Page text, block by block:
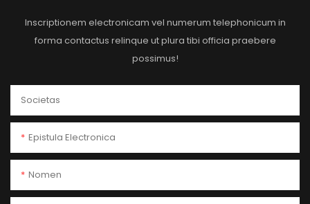
Inscriptionem electronicam vel numerum telephonicum in
forma contactus relinque ut plura tibi officia praebere
possimus!
Societas
Epistula Electronica
Nomen